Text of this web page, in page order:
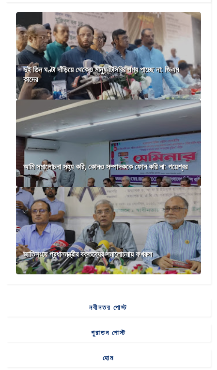
দুই তিন ঘণ্টা দাঁড়িয়ে থেকেও মানুষ টিসিবির পণ্য পাচ্ছে না: জিএম
কাদের
আমি সমালোচনা সহ্য করি, কোনও সম্পাদককে ফোন করি না: গয়েশ্বর
জাতিসংঘে প্রধানমন্ত্রীর বক্তব্যের সমালোচনায় ফখরুল
নবীনতর পোস্ট
পুরাতন পোস্ট
হোম